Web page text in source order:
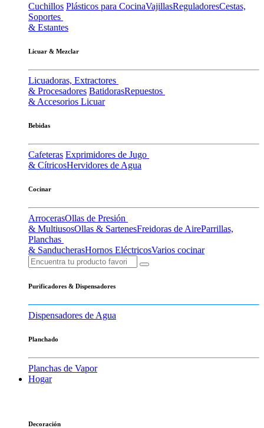
Cuchillos Plásticos para CocinaVajillasReguladoresCestas,
Soportes
& Estantes
Licuar & Mezclar
Licuadoras, Extractores
& Procesadores BatidorasRepuestos
& Accesorios Licuar
Bebidas
Cafeteras Exprimidores de Jugo
& CítricosHervidores de Agua
Cocinar
ArrocerasOllas de Presión
& MultiusosOllas & SartenesFreidoras de AireParrillas,
Planchas
& SanducherasHornos EléctricosVarios cocinar
Purificadores & Dispensadores
Dispensadores de Agua
Planchado
Planchas de Vapor
Hogar
Decoración